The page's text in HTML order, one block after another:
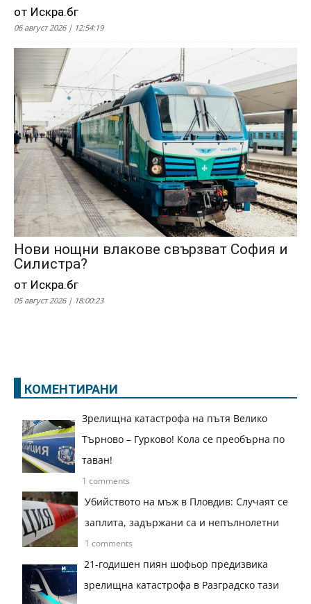
от Искра.бг
06 август 2026 | 12:54:19
Нови нощни влакове свързват София и
Силистра?
от Искра.бг
05 август 2026 | 18:00:23
КОМЕНТИРАНИ
Зрелищна катастрофа на пътя Велико
Търново – Гурково! Кола се преобърна по
таван!
1 comments
Убийството на мъж в Пловдив: Случаят се
заплита, задържани са и непълнолетни
1 comments
21-годишен пиян шофьор предизвика
зрелищна катастрофа в Разградско тази